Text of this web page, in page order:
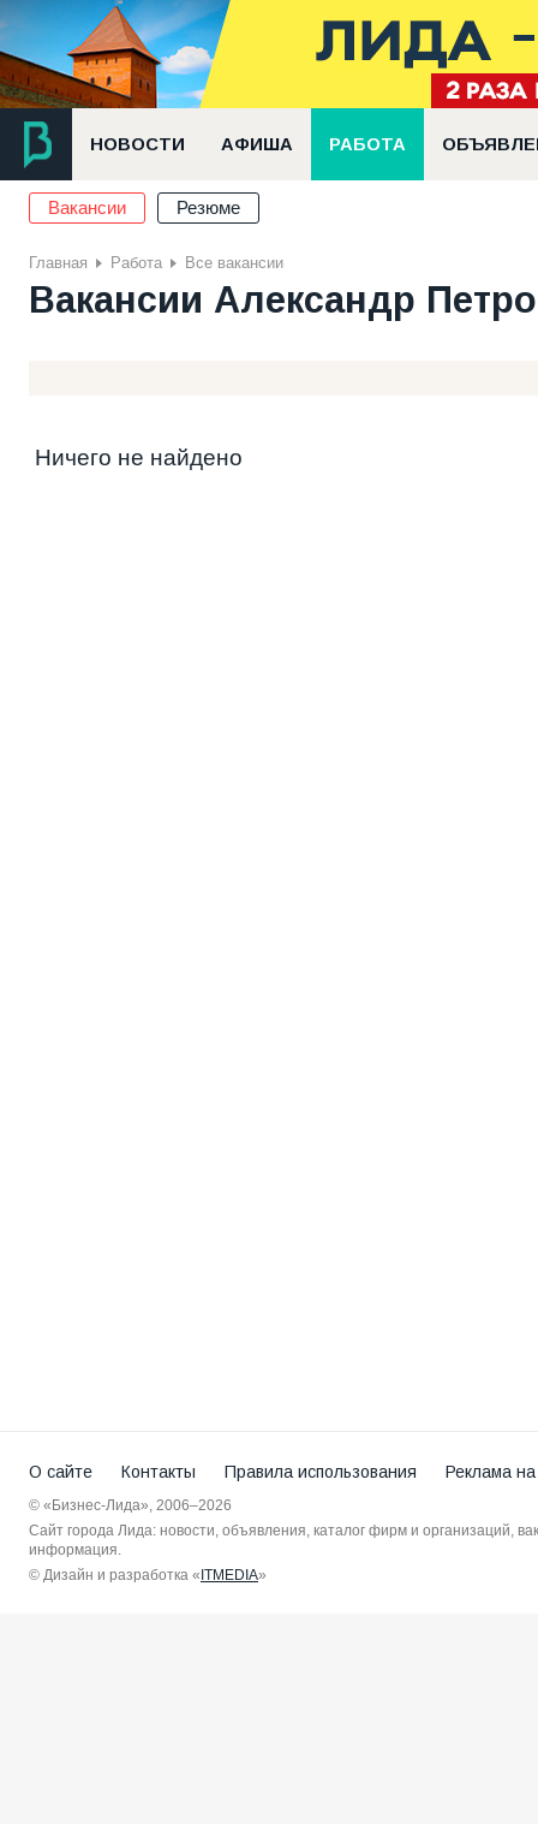
НОВОСТИ АФИША РАБОТА
Вакансии Резюме
Главная Работа Все вакансии
Вакансии Александр
Ничего не найдено
О сайте Контакты Правила использования Реклама
© «Бизнес-Лида», 2006–2026
Сайт города Лида: новости, объявления, каталог фирм и организаций,
информация.
© Дизайн и разработка « ITMEDIA»